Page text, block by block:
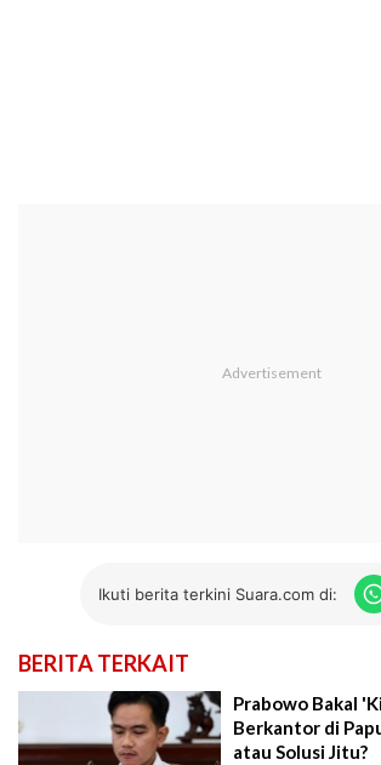
Ikuti berita terkini Suara.com di:
BERITA TERKAIT
Prabowo Bakal
Berkantor di
atau Solusi Jitu?